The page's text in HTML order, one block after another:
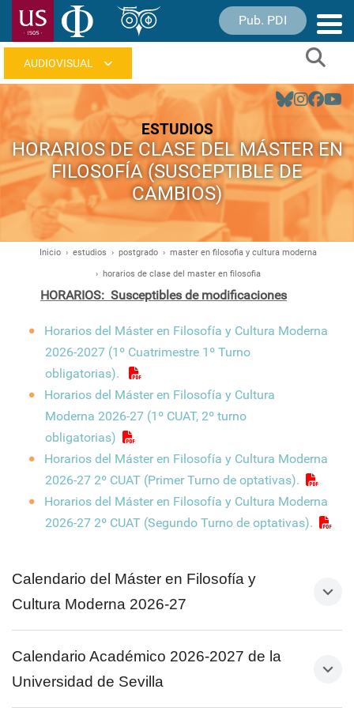
Pasar
Pub. PDI
Navegación
principal
ESTUDIOS
HORARIOS DE CLASE DEL MÁSTER EN
FILOSOFÍA (SUSCEPTIBLE DE
CAMBIOS)
navegación
Inicio estudios postgrado master en filosofia y cultura moderna
horarios de clase del master en filosofia
HORARIOS: Susceptibles de modificaciones
Horarios del Máster en Filosofía y Cultura Moderna
2026-2027 (1º Cuatrimestre 1º Turno
obligatorias).
Horarios del Máster en Filosofía y Cultura
Moderna 2026-27 (1º CUAT, 2º turno
obligatorias)
Horarios del Máster en Filosofía y Cultura Moderna
2026-27 2º CUAT (Primer Turno de optativas).
Horarios del Máster en Filosofía y Cultura Moderna
2026-27 2º CUAT (Segundo Turno de optativas).
Calendario del Máster en Filosofía y
Cultura Moderna 2026-27
Primer Cuatrimestre:
Calendario Académico 2026-2027 de la
Universidad de Sevilla